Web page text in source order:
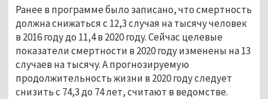
Ранее в программе было записано, что смертность
должна снижаться с 12,3 случая на тысячу человек
в 2016 году до 11,4 в 2020 году. Сейчас целевые
показатели смертности в 2020 году изменены на 13
случаев на тысячу. А прогнозируемую
продолжительность жизни в 2020 году следует
снизить с 74,3 до 74 лет, считают в ведомстве.